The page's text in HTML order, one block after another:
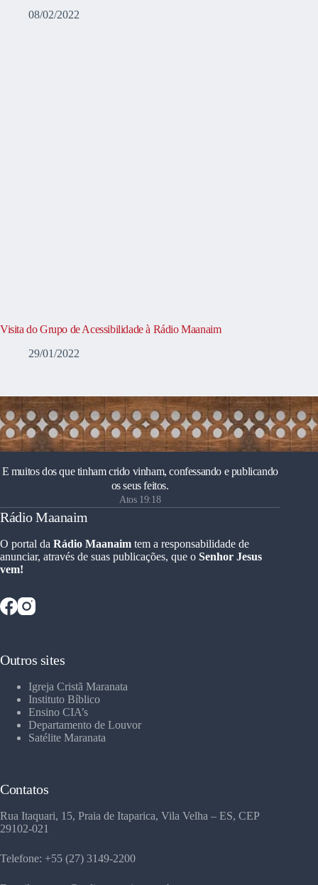
08/02/2022
Visita do Grupo de Acessibilidade à Rádio Maanaim
29/01/2022
E muitos dos que tinham crido vinham, confessando e publicando
os seus feitos.
Atos 19:18
Rádio Maanaim
O portal da Rádio Maanaim tem a responsabilidade de
anunciar, através de suas publicações, que o Senhor Jesus
vem!
Outros sites
Igreja Cristã Maranata
Instituto Bíblico
Ensino CIA’s
Departamento de Louvor
Satélite Maranata
Contatos
Rua Itaquari, 15, Praia de Itaparica, Vila Velha – ES, CEP
29102-021
Telefone: +55 (27) 3149-2200